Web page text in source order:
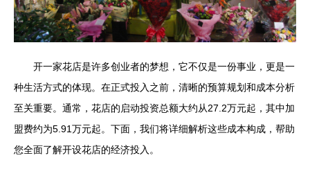
开一家花店是许多创业者的梦想，它不仅是一份事业，更是一
种生活方式的体现。在正式投入之前，清晰的预算规划和成本分析
至关重要。通常，花店的启动投资总额大约从27.2万元起，其中加
盟费约为5.91万元起。下面，我们将详细解析这些成本构成，帮助
您全面了解开设花店的经济投入。